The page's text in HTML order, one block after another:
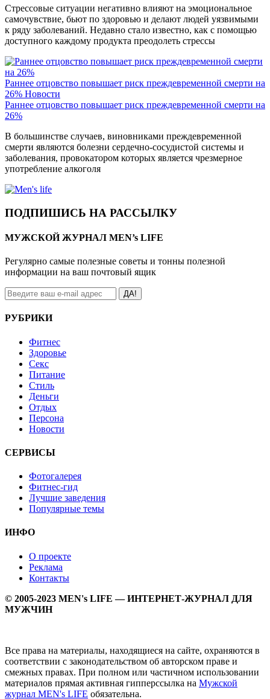
Стрессовые ситуации негативно влияют на эмоциональное
самочувствие, бьют по здоровью и делают людей уязвимыми
к ряду заболеваний. Недавно стало известно, как с помощью
доступного каждому продукта преодолеть стрессы
Раннее отцовство повышает риск преждевременной смерти на
26% Новости
Раннее отцовство повышает риск преждевременной смерти на
26%
В большинстве случаев, виновниками преждевременной
смерти являются болезни сердечно-сосудистой системы и
заболевания, провокатором которых является чрезмерное
употребление алкоголя
ПОДПИШИСЬ НА РАССЫЛКУ
МУЖСКОЙ ЖУРНАЛ MEN’s LIFE
Регулярно самые полезные советы и тонны полезной
информации на ваш почтовый ящик
ДА!
РУБРИКИ
Фитнес
Здоровье
Секс
Питание
Стиль
Деньги
Отдых
Персона
Новости
СЕРВИСЫ
Фотогалерея
Фитнес-гид
Лучшие заведения
Популярные темы
ИНФО
О проекте
Реклама
Контакты
© 2005-2023 MEN's LIFE — ИНТЕРНЕТ-ЖУРНАЛ ДЛЯ
МУЖЧИН
Все права на материалы, находящиеся на сайте, охраняются в
соответствии с законодательством об авторском праве и
смежных правах. При полном или частичном использовании
материалов прямая активная гипперссылка на Мужской
журнал MEN's LIFE обязательна.